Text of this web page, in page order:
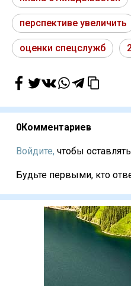
перспективе увеличить
оценки спецслужб
0Комментариев
Войдите, чтобы
Будьте первыми, кто